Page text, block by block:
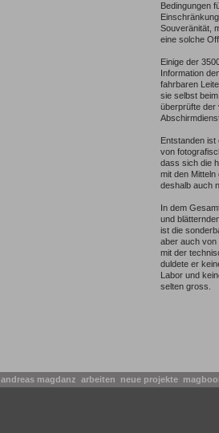
Bedingungen
Souveränität,
eine solche
Einige der
Information
fahrbaren
sie selbst
überprüfte der
Entstanden ist
von
dass sich die
mit den
deshalb auch
In dem
und
ist die
aber auch von
mit der
duldete er
Labor und
selten gross.
andreas magdanz arbeiten neue projekte